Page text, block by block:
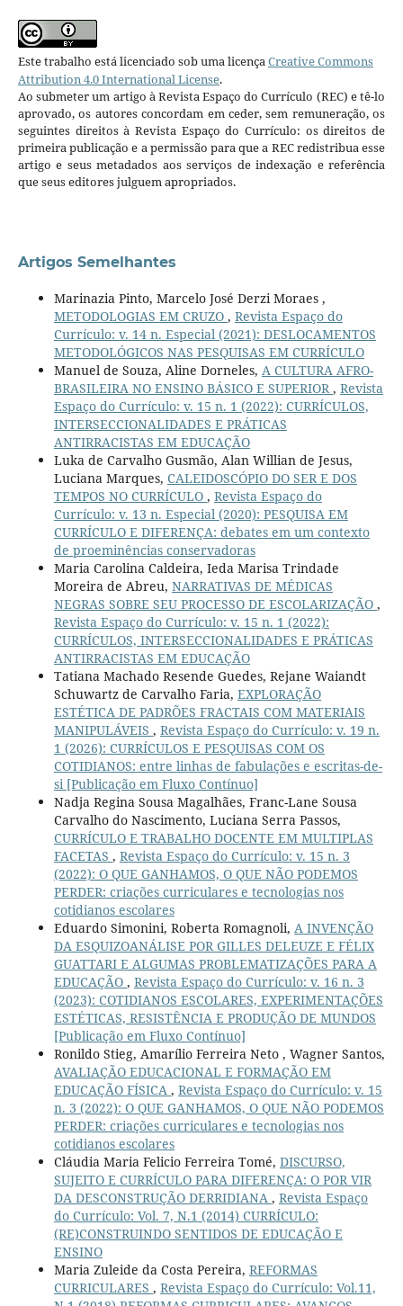
Este trabalho está licenciado sob uma licençaCreative Commons
Attribution 4.0 International License.
Ao submeter um artigo à Revista Espaço do Currículo (REC) e tê-lo
aprovado, os autores concordam em ceder, sem remuneração, os
seguintes direitos à Revista Espaço do Currículo: os direitos de
primeira publicação e a permissão para que a REC redistribua esse
artigo e seus metadados aos serviços de indexação e referência
que seus editores julguem apropriados.
Artigos Semelhantes
Marinazia Pinto, Marcelo José Derzi Moraes ,
METODOLOGIAS EM CRUZO , Revista Espaço do
Currículo: v. 14 n. Especial (2021): DESLOCAMENTOS
METODOLÓGICOS NAS PESQUISAS EM CURRÍCULO
Manuel de Souza, Aline Dorneles, A CULTURA AFRO-
BRASILEIRA NO ENSINO BÁSICO E SUPERIOR , Revista
Espaço do Currículo: v. 15 n. 1 (2022): CURRÍCULOS,
INTERSECCIONALIDADES E PRÁTICAS
ANTIRRACISTAS EM EDUCAÇÃO
Luka de Carvalho Gusmão, Alan Willian de Jesus,
Luciana Marques, CALEIDOSCÓPIO DO SER E DOS
TEMPOS NO CURRÍCULO , Revista Espaço do
Currículo: v. 13 n. Especial (2020): PESQUISA EM
CURRÍCULO E DIFERENÇA: debates em um contexto
de proeminências conservadoras
Maria Carolina Caldeira, Ieda Marisa Trindade
Moreira de Abreu, NARRATIVAS DE MÉDICAS
NEGRAS SOBRE SEU PROCESSO DE ESCOLARIZAÇÃO ,
Revista Espaço do Currículo: v. 15 n. 1 (2022):
CURRÍCULOS, INTERSECCIONALIDADES E PRÁTICAS
ANTIRRACISTAS EM EDUCAÇÃO
Tatiana Machado Resende Guedes, Rejane Waiandt
Schuwartz de Carvalho Faria, EXPLORAÇÃO
ESTÉTICA DE PADRÕES FRACTAIS COM MATERIAIS
MANIPULÁVEIS , Revista Espaço do Currículo: v. 19 n.
1 (2026): CURRÍCULOS E PESQUISAS COM OS
COTIDIANOS: entre linhas de fabulações e escritas-de-
si [Publicação em Fluxo Contínuo]
Nadja Regina Sousa Magalhães, Franc-Lane Sousa
Carvalho do Nascimento, Luciana Serra Passos,
CURRÍCULO E TRABALHO DOCENTE EM MULTIPLAS
FACETAS , Revista Espaço do Currículo: v. 15 n. 3
(2022): O QUE GANHAMOS, O QUE NÃO PODEMOS
PERDER: criações curriculares e tecnologias nos
cotidianos escolares
Eduardo Simonini, Roberta Romagnoli, A INVENÇÃO
DA ESQUIZOANÁLISE POR GILLES DELEUZE E FÉLIX
GUATTARI E ALGUMAS PROBLEMATIZAÇÕES PARA A
EDUCAÇÃO , Revista Espaço do Currículo: v. 16 n. 3
(2023): COTIDIANOS ESCOLARES, EXPERIMENTAÇÕES
ESTÉTICAS, RESISTÊNCIA E PRODUÇÃO DE MUNDOS
[Publicação em Fluxo Contínuo]
Ronildo Stieg, Amarílio Ferreira Neto , Wagner Santos,
AVALIAÇÃO EDUCACIONAL E FORMAÇÃO EM
EDUCAÇÃO FÍSICA , Revista Espaço do Currículo: v. 15
n. 3 (2022): O QUE GANHAMOS, O QUE NÃO PODEMOS
PERDER: criações curriculares e tecnologias nos
cotidianos escolares
Cláudia Maria Felicio Ferreira Tomé, DISCURSO,
SUJEITO E CURRÍCULO PARA DIFERENÇA: O POR VIR
DA DESCONSTRUÇÃO DERRIDIANA , Revista Espaço
do Currículo: Vol. 7, N.1 (2014) CURRÍCULO:
(RE)CONSTRUINDO SENTIDOS DE EDUCAÇÃO E
ENSINO
Maria Zuleide da Costa Pereira, REFORMAS
CURRICULARES , Revista Espaço do Currículo: Vol.11,